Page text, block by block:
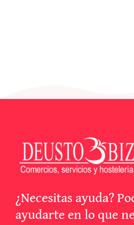
¿Necesitas ayuda?
ayudarte en lo que